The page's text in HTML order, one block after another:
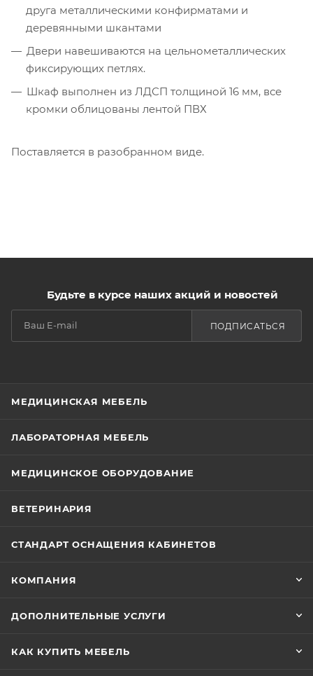
друга металлическими конфирматами и
деревянными шкантами
Двери навешиваются на цельнометаллических
фиксирующих петлях.
Шкаф выполнен из ЛДСП толщиной 16 мм, все
кромки облицованы лентой ПВХ
Поставляется в разобранном виде.
Будьте в курсе наших акций и новостей
ПОДПИСАТЬСЯ
МЕДИЦИНСКАЯ МЕБЕЛЬ
ЛАБОРАТОРНАЯ МЕБЕЛЬ
МЕДИЦИНСКОЕ ОБОРУДОВАНИЕ
ВЕТЕРИНАРИЯ
СТАНДАРТ ОСНАЩЕНИЯ КАБИНЕТОВ
КОМПАНИЯ
ДОПОЛНИТЕЛЬНЫЕ УСЛУГИ
КАК КУПИТЬ МЕБЕЛЬ